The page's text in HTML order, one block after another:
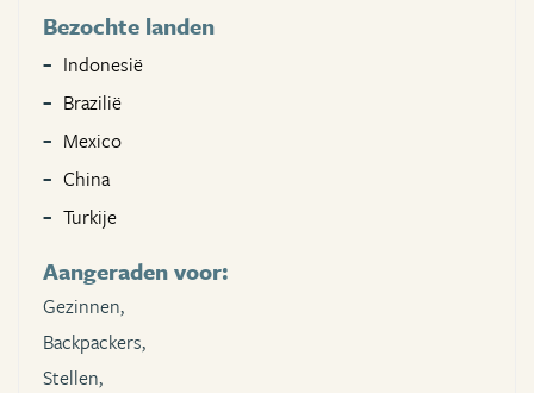
Bezochte landen
Indonesië
Brazilië
Mexico
China
Turkije
Aangeraden voor:
Gezinnen,
Backpackers,
Stellen,